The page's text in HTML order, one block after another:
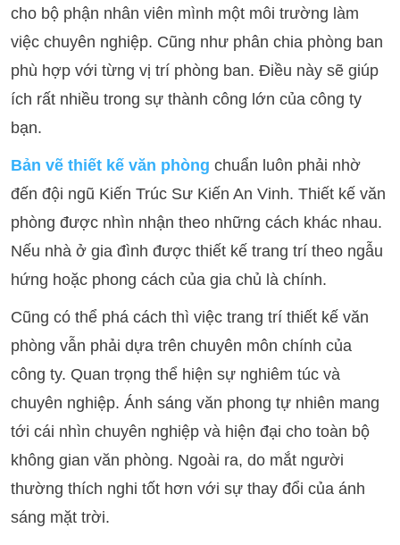
cho bộ phận nhân viên mình một môi trường làm
việc chuyên nghiệp. Cũng như phân chia phòng ban
phù hợp với từng vị trí phòng ban. Điều này sẽ giúp
ích rất nhiều trong sự thành công lớn của công ty
bạn.
Bản vẽ thiết kế văn phòng chuẩn luôn phải nhờ
đến đội ngũ Kiến Trúc Sư Kiến An Vinh. Thiết kế văn
phòng được nhìn nhận theo những cách khác nhau.
Nếu nhà ở gia đình được thiết kế trang trí theo ngẫu
hứng hoặc phong cách của gia chủ là chính.
Cũng có thể phá cách thì việc trang trí thiết kế văn
phòng vẫn phải dựa trên chuyên môn chính của
công ty. Quan trọng thể hiện sự nghiêm túc và
chuyên nghiệp. Ánh sáng văn phong tự nhiên mang
tới cái nhìn chuyên nghiệp và hiện đại cho toàn bộ
không gian văn phòng. Ngoài ra, do mắt người
thường thích nghi tốt hơn với sự thay đổi của ánh
sáng mặt trời.